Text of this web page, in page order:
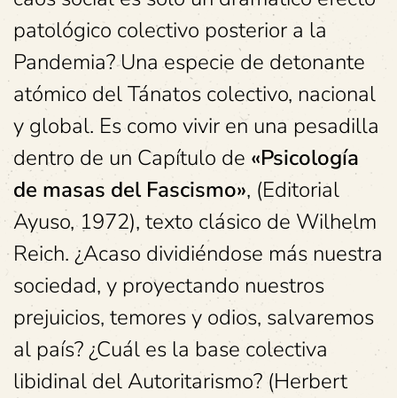
patológico colectivo posterior a la
Pandemia? Una especie de detonante
atómico del Tánatos colectivo, nacional
y global. Es como vivir en una pesadilla
dentro de un Capítulo de «Psicología
de masas del Fascismo», (Editorial
Ayuso, 1972), texto clásico de Wilhelm
Reich. ¿Acaso dividiéndose más nuestra
sociedad, y proyectando nuestros
prejuicios, temores y odios, salvaremos
al país? ¿Cuál es la base colectiva
libidinal del Autoritarismo? (Herbert